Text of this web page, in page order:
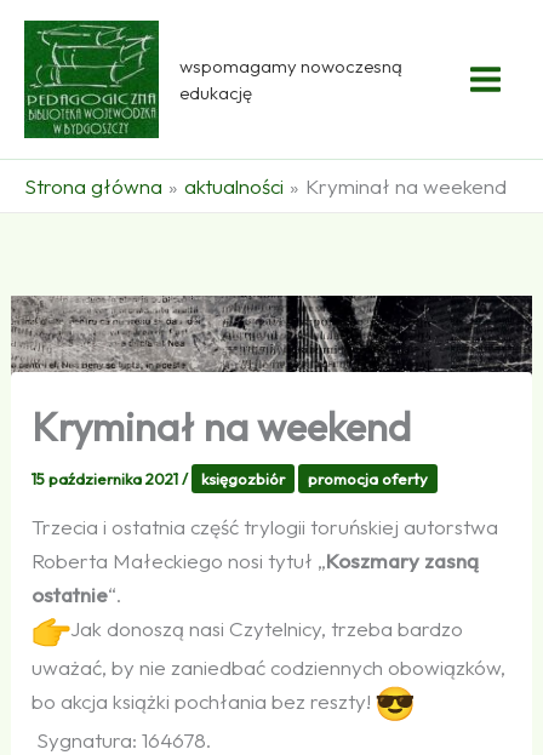
Przejdź
treści
wspomagamy nowoczesną
edukację
Strona główna aktualności Kryminał na weekend
Kryminał na weekend
15 października 2021/ księgozbiór promocja oferty
Trzecia i ostatnia część trylogii toruńskiej autorstwa
Roberta Małeckiego nosi tytuł „Koszmary zasną
ostatnie“.
Jak donoszą nasi Czytelnicy, trzeba bardzo
uważać, by nie zaniedbać codziennych obowiązków,
bo akcja książki pochłania bez reszty!
Sygnatura: 164678.